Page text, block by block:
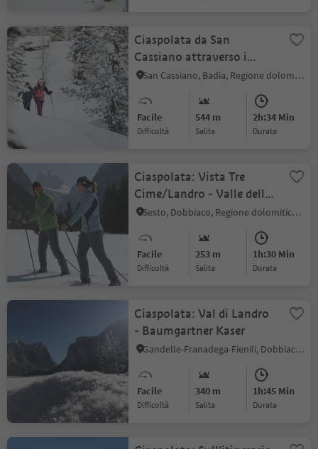
Ciaspolata da San
Cassiano attraverso i
boschi dell'Armentarola
San Cassiano, Badia, Regione dolomitica Alta Badia
Facile
Difficoltà
544 m
Salita
2h:34 Min
durata
Ciaspolata: Vista Tre
Cime/Landro - Valle della
Rienza
Sesto, Dobbiaco, Regione dolomitica 3 Cime
Facile
Difficoltà
253 m
Salita
1h:30 Min
durata
Ciaspolata: Val di Landro
- Baumgartner Kaser
Gandelle-Franadega-Fienili, Dobbiaco, Regione dolomitica 3 Cime
Facile
Difficoltà
340 m
Salita
1h:45 Min
durata